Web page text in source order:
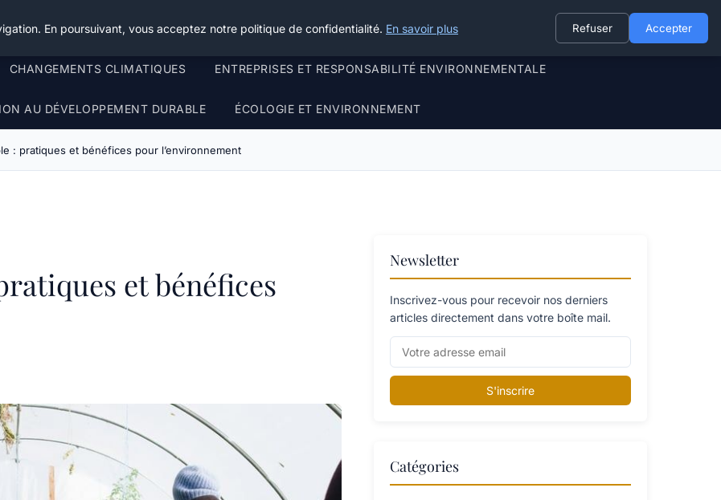
CHANGEMENTS CLIMATIQUES ENTREPRISES ET RESPONSABILITÉ ENVIRONNEMENTALE
AU DÉVELOPPEMENT DURABLE ÉCOLOGIE ET ENVIRONNEMENT
: pratiques et bénéfices pour l’environnement
et bénéfices
Newsletter
Inscrivez-vous pour recevoir nos derniers
articles directement dans votre boîte mail.
S'inscrire
Catégories
En poursuivant, vous acceptez notre politique de confidentialité. En savoir plus Refuser Accepter